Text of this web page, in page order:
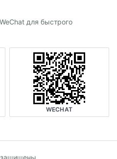
для быстрого
WECHAT